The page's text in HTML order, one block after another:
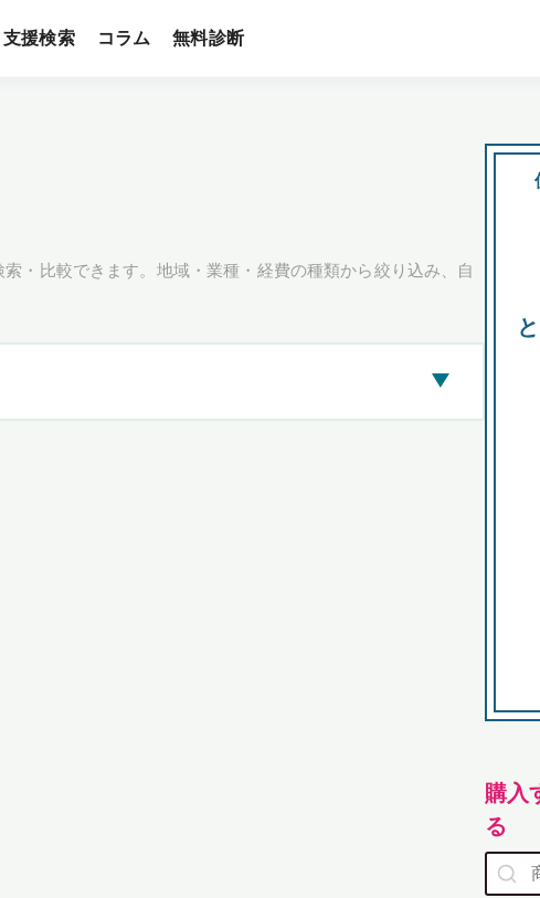
支援検索 コラム 無料診断
・比較できます。地域・業種・経費の種類から絞り込み、自
▶
購入
る